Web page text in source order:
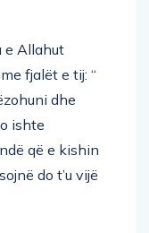
e Allahut
fjalët e tij: “
dhe
ishte
që e kishin
do t’u vijë